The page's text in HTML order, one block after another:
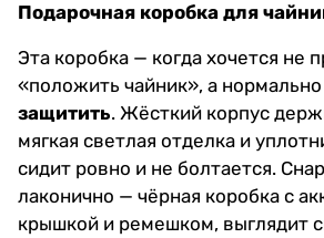
Подарочная коробка для
Эта коробка — когда хочется не
«положить чайник», а нормально
защитить. Жёсткий корпус
мягкая светлая отделка и
сидит ровно и не болтается.
лаконично — чёрная коробка с
крышкой и ремешком, выглядит